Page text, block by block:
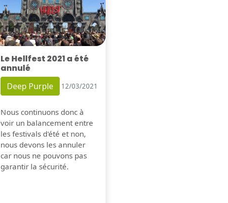
Le Hellfest 2021 a été
annulé
Deep Purple 12/03/2021
Nous continuons donc à
voir un balancement entre
les festivals d'été et non,
nous devons les annuler
car nous ne pouvons pas
garantir la sécurité.